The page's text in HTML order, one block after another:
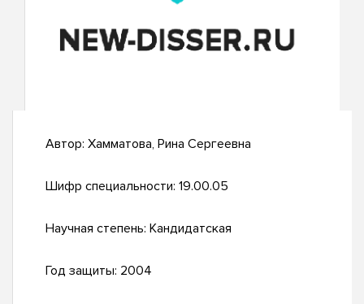
Автор: Хамматова, Рина Сергеевна
Шифр специальности: 19.00.05
Научная степень: Кандидатская
Год защиты: 2004